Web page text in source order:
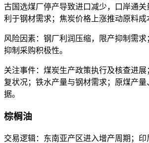
古国选煤厂停产导致进口减少，口岸通
利于钢材需求；焦炭价格上涨推动原料成
风险因素：钢厂利润压缩，限产抑制需
抑制采购积极性。
关注事件：煤炭生产政策执行及核查进
复状况；铁水产量与钢材需求；原煤产
据。
棕榈油
交易逻辑：东南亚产区进入增产周期；